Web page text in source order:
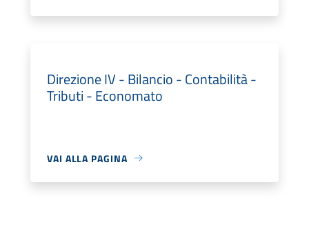
Direzione IV - Bilancio - Contabilità -
Tributi - Economato
VAI ALLA PAGINA